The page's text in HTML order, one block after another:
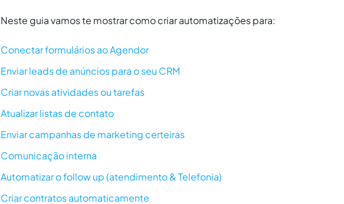
Neste guia vamos te mostrar como criar automatizações para:
Conectar formulários ao Agendor
Enviar leads de anúncios para o seu CRM
Criar novas atividades ou tarefas
Atualizar listas de contato
Enviar campanhas de marketing certeiras
Comunicação interna
Automatizar o follow up (atendimento & Telefonia)
Criar contratos automaticamente